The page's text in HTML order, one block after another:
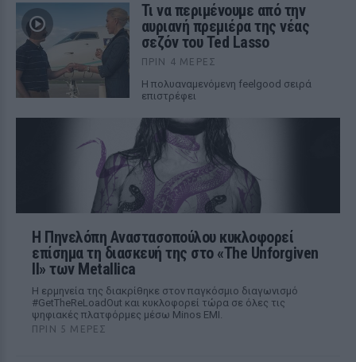
Τι να περιμένουμε από την
αυριανή πρεμιέρα της νέας
σεζόν του Ted Lasso
ΠΡΙΝ 4 ΜΈΡΕΣ
Η πολυαναμενόμενη feelgood σειρά
επιστρέφει
Η Πηνελόπη Αναστασοπούλου κυκλοφορεί
επίσημα τη διασκευή της στο «The Unforgiven
II» των Metallica
Η ερμηνεία της διακρίθηκε στον παγκόσμιο διαγωνισμό
#GetTheReLoadOut και κυκλοφορεί τώρα σε όλες τις
ψηφιακές πλατφόρμες μέσω Minos EMI.
ΠΡΙΝ 5 ΜΈΡΕΣ